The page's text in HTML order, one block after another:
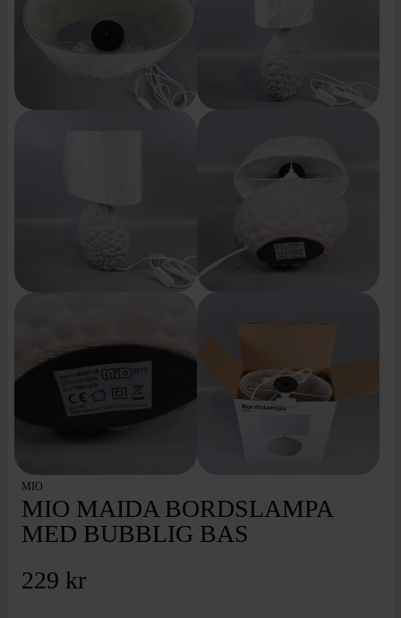
MIO
MIO MAIDA BORDSLAMPA
MED BUBBLIG BAS
229 kr